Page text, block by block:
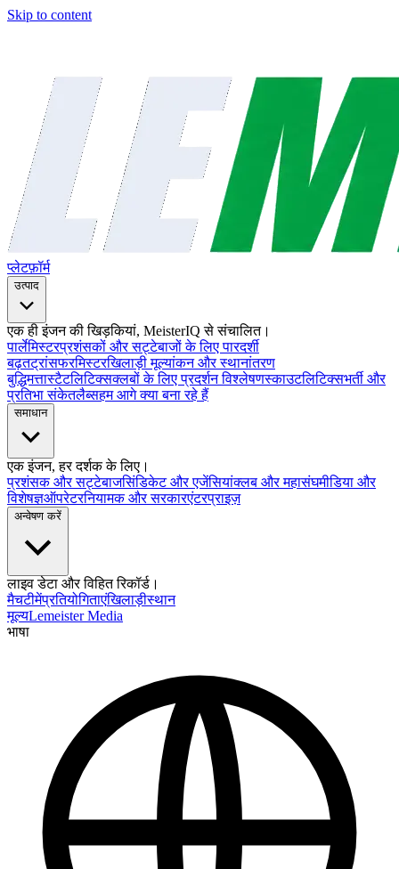
Skip to content
प्लेटफ़ॉर्म
उत्पाद
एक ही इंजन की खिड़कियां, MeisterIQ से संचालित।
पार्लेमिस्टरप्रशंसकों और सट्टेबाजों के लिए पारदर्शी
बढ़तट्रांसफरमिस्टरखिलाड़ी मूल्यांकन और स्थानांतरण
बुद्धिमत्तास्टैटलिटिक्सक्लबों के लिए प्रदर्शन विश्लेषणस्काउटलिटिक्सभर्ती और
प्रतिभा संकेतलैब्सहम आगे क्या बना रहे हैं
समाधान
एक इंजन, हर दर्शक के लिए।
प्रशंसक और सट्टेबाजसिंडिकेट और एजेंसियांक्लब और महासंघमीडिया और
विशेषज्ञऑपरेटरनियामक और सरकारएंटरप्राइज़
अन्वेषण करें
लाइव डेटा और विहित रिकॉर्ड।
मैचटीमेंप्रतियोगिताएंखिलाड़ीस्थान
मूल्यLemeister Media
भाषा